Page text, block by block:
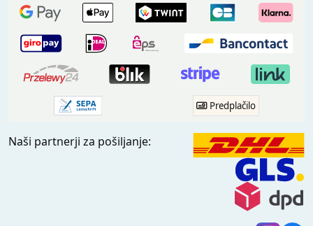
Predplačilo
Naši partnerji za pošiljanje: